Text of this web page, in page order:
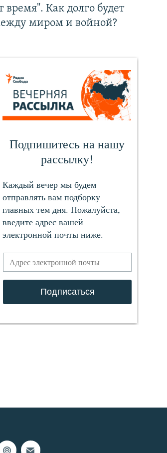
время". Как долго будет
миром и войной?